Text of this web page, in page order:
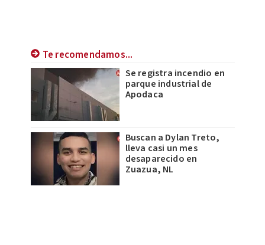
Te recomendamos...
Se registra incendio en
parque industrial de
Apodaca
Buscan a Dylan Treto,
lleva casi un mes
desaparecido en
Zuazua, NL